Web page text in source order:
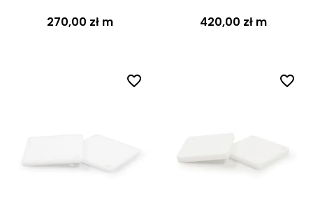
270,00 zł m 420,00 złm
favorite_border favorite_border